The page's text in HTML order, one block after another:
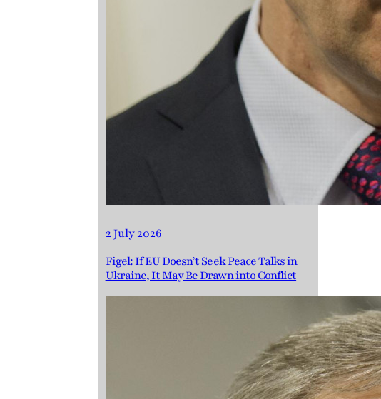
2 July 2026
Figel: If EU Doesn’t Seek Peace Talks in
Ukraine, It May Be Drawn into Conflict